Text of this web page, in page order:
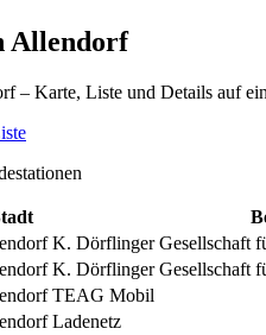
Allendorf
– Karte, Liste und Details auf
K. Dörflinger Gesellschaft
K. Dörflinger Gesellschaft
TEAG Mobil
Ladenetz